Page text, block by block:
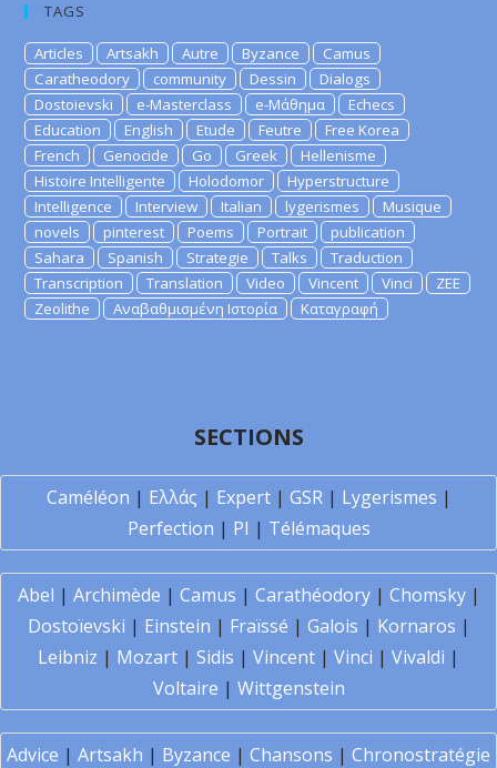
TAGS
Articles Artsakh Autre Byzance
Camus
Caratheodory
community Dessin
Dialogs
Dostoievski
e-Masterclass e-Μάθημα
Echecs
Education
English Etude Feutre
Free Korea
French
Genocide Go Greek
Hellenisme
Histoire Intelligente
Holodomor
Hyperstructure
Intelligence
Interview Italian lygerismes
Musique
novels
pinterest Poems Portrait
publication
Sahara
Spanish Strategie Talks
Traduction
Transcription
Translation Video Vincent Vinci
ZEE
Zeolithe
Αναβαθμισμένη Ιστορία Καταγραφή
SECTIONS
Caméléon | Ελλάς | Expert| GSR| Lygerismes |
Perfection | PI | Télémaques
Abel | Archimède | Camus | Carathéodory| Chomsky|
Dostoïevski | Einstein | Fraïssé | Galois | Kornaros |
Leibniz | Mozart | Sidis | Vincent | Vinci | Vivaldi |
Voltaire | Wittgenstein
Advice | Artsakh | Byzance | Chansons | Chronostratégie